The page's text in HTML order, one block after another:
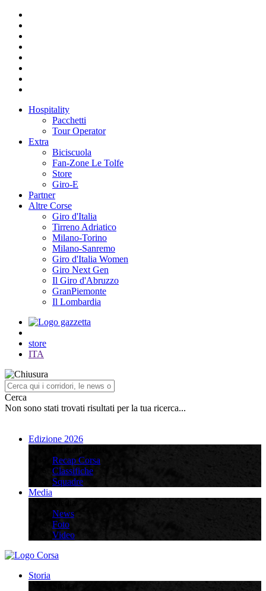
Hospitality
Pacchetti
Tour Operator
Extra
Biciscuola
Fan-Zone Le Tolfe
Store
Giro-E
Partner
Altre Corse
Giro d'Italia
Tirreno Adriatico
Milano-Torino
Milano-Sanremo
Giro d'Italia Women
Giro Next Gen
Il Giro d'Abruzzo
GranPiemonte
Il Lombardia
store
ITA
Cerca
Non sono stati trovati risultati per la tua ricerca...
Edizione 2026
Recap Corsa
Classifiche
Squadre
Media
News
Foto
Video
Storia